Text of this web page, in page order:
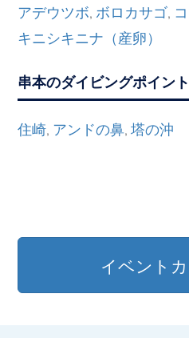
アデウツボ, ボロカサゴ,
キニシキニナ（産卵）
串本のダイビングポイント
住崎, アンドの鼻,塔の沖
イベント